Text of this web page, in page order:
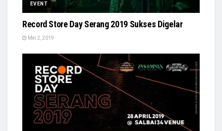
EVENT
Record Store Day Serang 2019 Sukses Digelar
Mei 2, 2019